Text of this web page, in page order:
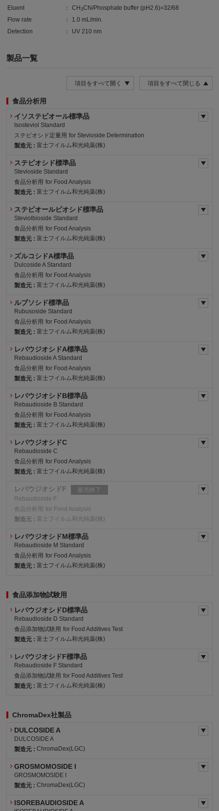
Eluent
： CH3CN/Phosphate buffer (pH2.6)=32/68
Flow rate
：
1.0 mL/min.
Detection
： UV 210 nm
製品一覧
項目をすべて開く 項目をすべて閉じる
食品分析用
イソステビオール標準品
Isosteviol Standard
ステビオシド定量用 for Stevioside Determination
製造元 :富士フイルム和光純薬(株)
ステビオシド標準品
Stevioside Standard
食品分析用 for Food Analysis
製造元 :富士フイルム和光純薬(株)
ステビオールビオシド標準品
Steviolbioside Standard
食品分析用 for Food Analysis
製造元 :富士フイルム和光純薬(株)
ズルコシドA標準品
Dulcoside A Standard
食品分析用 for Food Analysis
製造元 :富士フイルム和光純薬(株)
ルブソシド標準品
Rubusoside Standard
食品分析用 for Food Analysis
製造元 :富士フイルム和光純薬(株)
レバウジオシドA標準品
Rebaudioside A Standard
食品分析用 for Food Analysis
製造元 :富士フイルム和光純薬(株)
レバウジオシドB標準品
Rebaudioside B Standard
食品分析用 for Food Analysis
製造元 :富士フイルム和光純薬(株)
レバウジオシドC
Rebaudioside C
食品分析用 for Food Analysis
製造元 :富士フイルム和光純薬(株)
レバウジオシドF
販売終了
Rebaudioside F
食品分析用 for Food Analysis
製造元 : 富士フイルム和光純薬(株)
レバウジオシドM標準品
Rebaudioside M Standard
食品分析用 for Food Analysis
製造元 :富士フイルム和光純薬(株)
食品添加物試験用
レバウジオシドD標準品
Rebaudioside D Standard
食品添加物試験用 for Food Additives Test
製造元 :富士フイルム和光純薬(株)
レバウジオシドF標準品
Rebaudioside F Standard
食品添加物試験用 for Food Additives Test
製造元 :富士フイルム和光純薬(株)
ChromaDex社製品
DULCOSIDE A
DULCOSIDE A
製造元 :ChromaDex(LGC)
GROSMOMOSIDE I
GROSMOMOSIDE I
製造元 :ChromaDex(LGC)
ISOREBAUDIOSIDE A